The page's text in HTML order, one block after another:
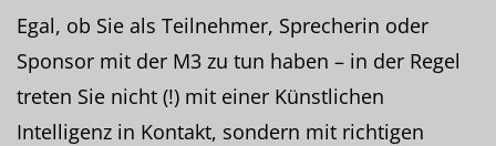
Egal, ob Sie als Teilnehmer, Sprecherin oder
Sponsor mit der M3 zu tun haben – in der Regel
treten Sie nicht (!) mit einer Künstlichen
Intelligenz in Kontakt, sondern mit richtigen